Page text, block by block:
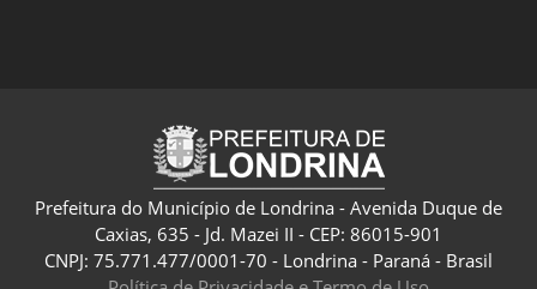
Prefeitura do Município de Londrina - Avenida Duque de
Caxias, 635 - Jd. Mazei II - CEP: 86015-901
CNPJ: 75.771.477/0001-70 - Londrina - Paraná - Brasil